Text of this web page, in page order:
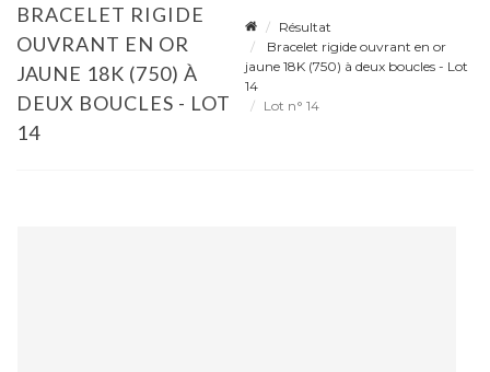
BRACELET RIGIDE
OUVRANT EN OR
JAUNE 18K (750) À
DEUX BOUCLES - LOT
14
Résultat
Bracelet rigide ouvrant en or
jaune 18K (750) à deux boucles - Lot
14
Lot n° 14